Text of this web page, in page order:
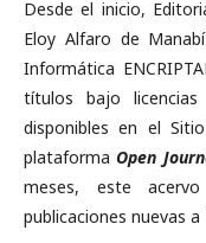
Desde el inicio,
Eloy Alfaro de
Informática
títulos bajo
disponibles en el
plataforma Open
meses, este
publicaciones nuevas